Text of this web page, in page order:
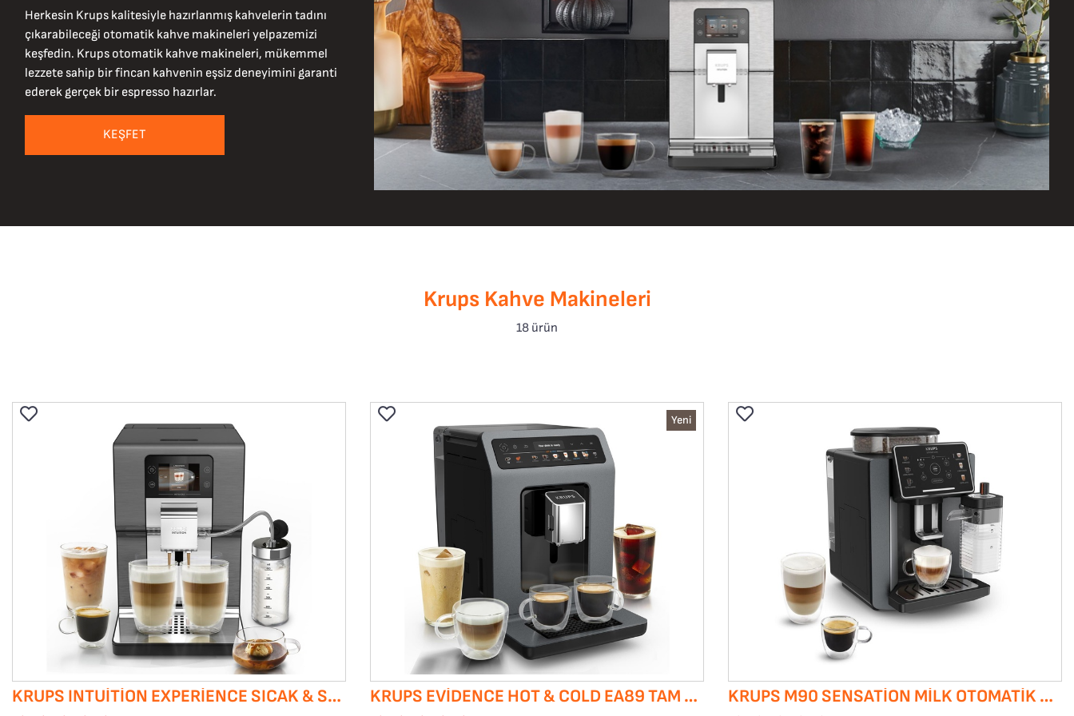
Herkesin Krups kalitesiyle hazırlanmış kahvelerin tadını
çıkarabileceği otomatik kahve makineleri yelpazemizi
keşfedin. Krups otomatik kahve makineleri, mükemmel
lezzete sahip bir fincan kahvenin eşsiz deneyimini garanti
ederek gerçek bir espresso hazırlar.
KEŞFET
Krups Kahve Makineleri
18 ürün
KRUPS INTUITION EXPERIENCE SICAK & SOĞUK OTOMATIK ESPRESSO KAHVE MAKINESI
Yeni
KRUPS EVIDENCE HOT & COLD EA89 TAM OTOMATIK KAHVE MAKINESI KRUPS M90 SENSATION MILK OTOMATIK KAHVE MAKINESI